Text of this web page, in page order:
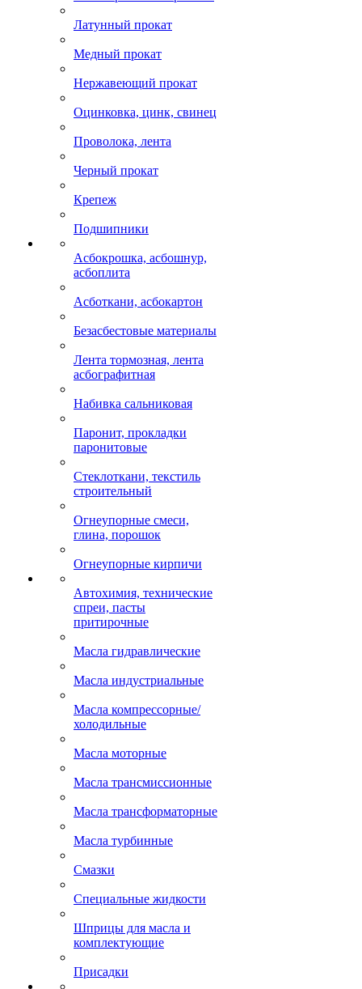
Латунный прокат
Медный прокат
Нержавеющий прокат
Оцинковка, цинк, свинец
Проволока, лента
Черный прокат
Крепеж
Подшипники
Асбокрошка, асбошнур,
асбоплита
Асботкани, асбокартон
Безасбестовые материалы
Лента тормозная, лента
асбографитная
Набивка сальниковая
Паронит, прокладки
паронитовые
Стеклоткани, текстиль
строительный
Огнеупорные смеси,
глина, порошок
Огнеупорные кирпичи
Автохимия, технические
спреи, пасты
притирочные
Масла гидравлические
Масла индустриальные
Масла компрессорные/
холодильные
Масла моторные
Масла трансмиссионные
Масла трансформаторные
Масла турбинные
Смазки
Специальные жидкости
Шприцы для масла и
комплектующие
Присадки